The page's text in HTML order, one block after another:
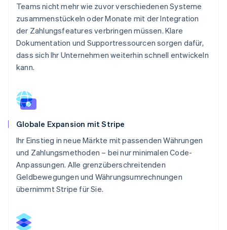
Teams nicht mehr wie zuvor verschiedenen Systeme
zusammenstückeln oder Monate mit der Integration
der Zahlungsfeatures verbringen müssen. Klare
Dokumentation und Supportressourcen sorgen dafür,
dass sich Ihr Unternehmen weiterhin schnell entwickeln
kann.
Globale Expansion mit Stripe
Ihr Einstieg in neue Märkte mit passenden Währungen
und Zahlungsmethoden – bei nur minimalen Code-
Anpassungen. Alle grenzüberschreitenden
Geldbewegungen und Währungsumrechnungen
übernimmt Stripe für Sie.